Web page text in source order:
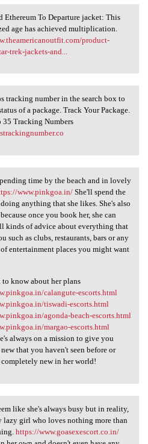
Ethereum To
Ethereum To Departure jacket: This
age has achieved multiplication.
product-
trek-jackets-and...
tracking number
tracking number in the search box to
of a package. Track Your Package.
35 Tracking Numbers
time by
time by the beach and in lovely
www.pinkgoa.in/She'll spend the
anything that she likes. She's also
once you book her, she can
kinds of advice about everything that
such as clubs, restaurants, bars or any
entertainment places you might want
to know about her plans
calangute-escorts.html
tiswadi-escorts.html
agonda-beach-escorts.html
margao-escorts.html
always on a mission to give you
that you haven't seen before or
new in her world!
like she's
like she's always busy but in reality,
lazy girl who loves nothing more than
https://www.goasexescort.co.in/